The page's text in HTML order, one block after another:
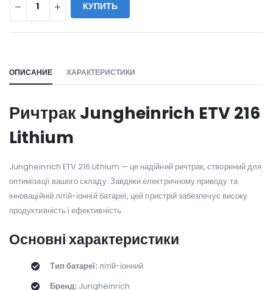
КУПИТЬ
ОПИСАНИЕ ХАРАКТЕРИСТИКИ
Ричтрак Jungheinrich ETV 216
Lithium
Jungheinrich ETV 216 Lithium — це надійний ричтрак, створений для
оптимізації вашого складу. Завдяки електричному приводу та
інноваційній літій-іонній батареї, цей пристрій забезпечує високу
продуктивність і ефективність.
Основні характеристики
Тип батареї: літій-іонний
Бренд: Jungheinrich